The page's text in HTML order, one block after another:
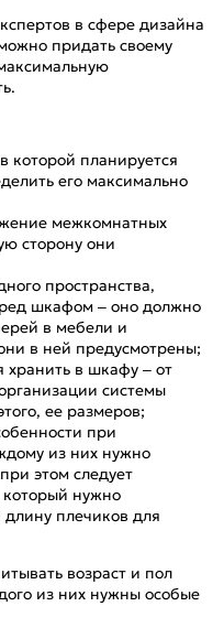
в сфере дизайна
придать своему
которой планируется
его максимально
межкомнатных
сторону они
пространства,
шкафом – оно должно
в мебели и
в ней предусмотрены;
хранить в шкафу – от
системы
ее размеров;
при
из них нужно
этом следует
нужно
длину плечиков для
возраст и пол
из них нужны особые